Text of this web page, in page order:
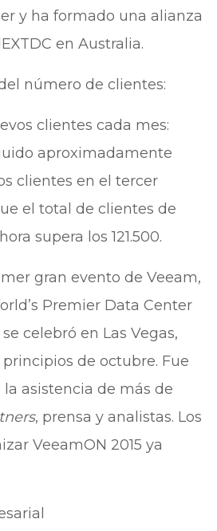
y ha formado una alianza
en Australia.
número de clientes:
clientes cada mes:
aproximadamente
clientes en el tercer
el total de clientes de
supera los 121.500.
gran evento de Veeam,
Premier Data Center
celebró en Las Vegas,
principios de octubre. Fue
asistencia de más de
, prensa y analistas. Los
VeeamON 2015 ya